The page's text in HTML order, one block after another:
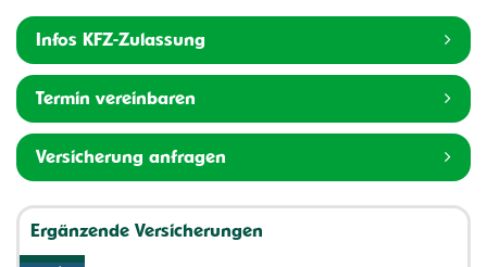
Infos KFZ-Zulassung
Termin vereinbaren
Versicherung anfragen
Ergänzende Versicherungen